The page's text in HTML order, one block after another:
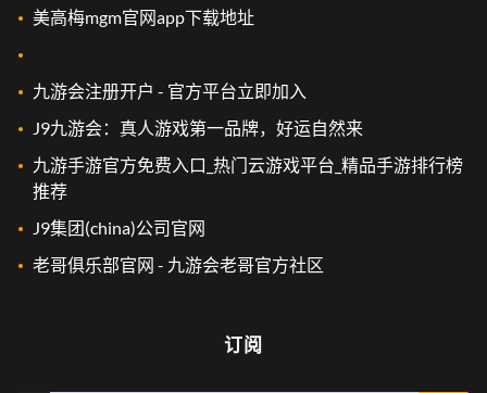
美高梅mgm官网app下载地址
九游会注册开户 - 官方平台立即加入
J9九游会：真人游戏第一品牌，好运自然来
九游手游官方免费入口_热门云游戏平台_精品手游排行榜
推荐
J9集团(china)公司官网
老哥俱乐部官网 - 九游会老哥官方社区
订阅